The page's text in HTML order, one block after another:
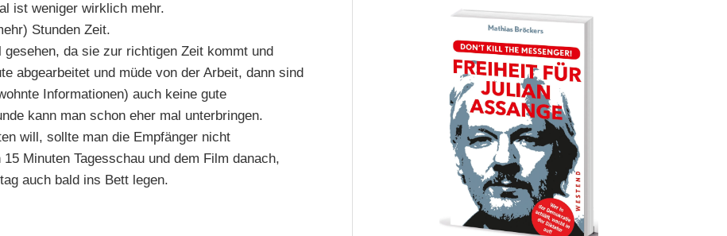
ist weniger wirklich mehr.
Stunden Zeit.
da sie zur richtigen Zeit kommt und
abgearbeitet und müde von der Arbeit, dann sind
Informationen) auch keine gute
kann man schon eher mal unterbringen.
will, sollte man die Empfänger nicht
Minuten Tagesschau und dem Film danach,
auch bald ins Bett legen.